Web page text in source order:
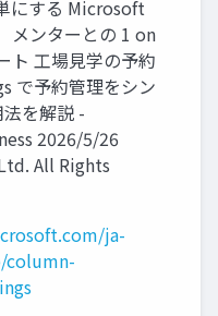
にする Microsoft
メンターとの 1 on
ト 工場見学の予約
で予約管理をシン
を解説 -
2026/5/26
All Rights
ja-
column-